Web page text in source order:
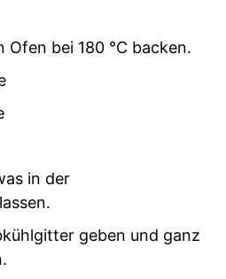
Ofen bei 180 °C backen.
in der
geben und ganz